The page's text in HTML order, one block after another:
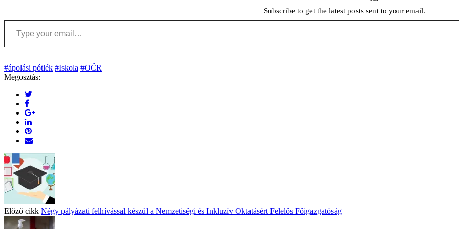
Subscribe to get the latest posts sent to your email.
Type your email…
#ápolási pótlék #Iskola #OČR
Megosztás:
Előző cikk Négy pályázati felhívással készül a Nemzetiségi és Inkluzív Oktatásért Felelős Főigazgatóság